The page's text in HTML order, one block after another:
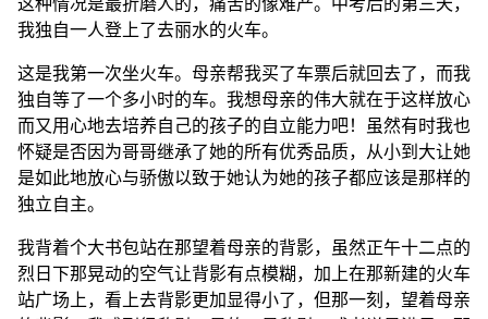
我独自一人登上了去丽水的火车。
这是我第一次坐火车。母亲帮我买了车票后就回去了，而我
独自等了一个多小时的车。我想母亲的伟大就在于这样放心
而又用心地去培养自己的孩子的自立能力吧！虽然有时我也
怀疑是否因为哥哥继承了她的所有优秀品质，从小到大让她
是如此地放心与骄傲以致于她认为她的孩子都应该是那样的
独立自主。
我背着个大书包站在那望着母亲的背影，虽然正午十二点的
烈日下那晃动的空气让背影有点模糊，加上在那新建的火车
站广场上，看上去背影更加显得小了，但那一刻，望着母亲